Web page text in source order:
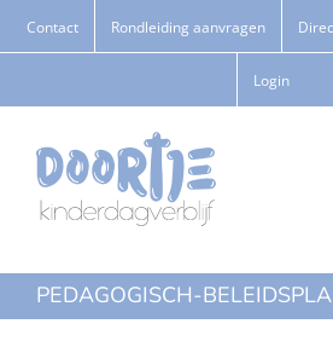
naar
Contact Rondleiding aanvragen
Login
PEDAGOGISCH-